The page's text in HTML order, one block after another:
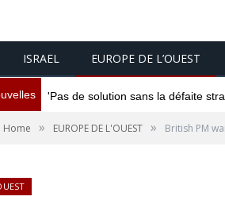
ISRAEL EUROPE DE L’OUEST
'Pas de solution sans la défaite
Home » EUROPE DE L'OUEST » British PM